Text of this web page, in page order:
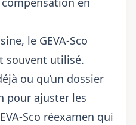
le GEVA-Sco
souvent utilisé.
ou qu’un dossier
pour ajuster les
Sco réexamen qui